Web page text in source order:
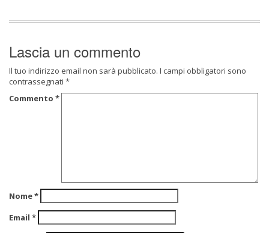
Lascia un commento
Il tuo indirizzo email non sarà pubblicato. I campi obbligatori sono
contrassegnati *
Commento *
Nome*
Email *